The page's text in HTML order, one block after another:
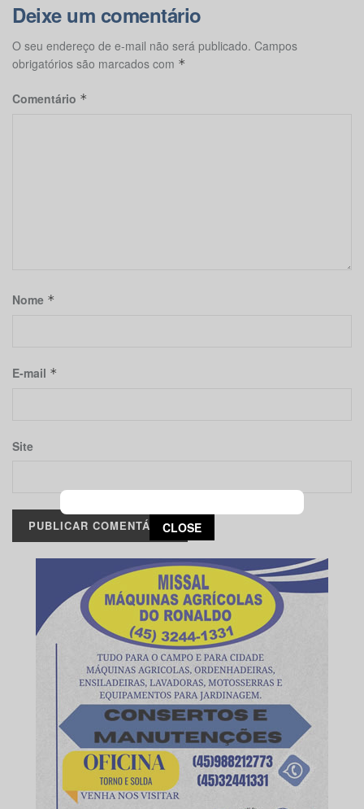
Deixe um comentário
O seu endereço de e-mail não será publicado. Campos
obrigatórios são marcados com *
Comentário *
Nome *
E-mail *
Site
This popup will close in:
CLOSE